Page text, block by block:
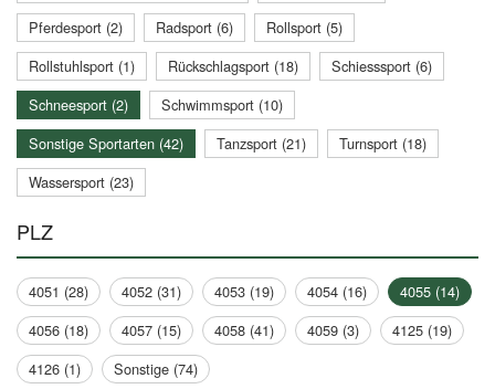
Pferdesport (2)
Radsport (6)
Rollsport (5)
Rollstuhlsport (1)
Rückschlagsport (18)
Schiesssport (6)
Schneesport (2)
Schwimmsport (10)
Sonstige Sportarten (42)
Tanzsport (21)
Turnsport (18)
Wassersport (23)
PLZ
4051 (28) 4052 (31) 4053 (19) 4054 (16)
4055 (14)
4056 (18)
4057 (15) 4058 (41) 4059 (3)
4125 (19)
4126 (1)
Sonstige (74)